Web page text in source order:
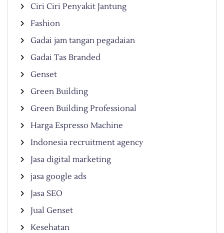
Ciri Ciri Penyakit Jantung
Fashion
Gadai jam tangan pegadaian
Gadai Tas Branded
Genset
Green Building
Green Building Professional
Harga Espresso Machine
Indonesia recruitment agency
Jasa digital marketing
jasa google ads
Jasa SEO
Jual Genset
Kesehatan